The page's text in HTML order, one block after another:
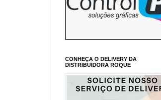
CONHEÇA O DELIVERY DA
DISTRIBUIDORA ROQUE